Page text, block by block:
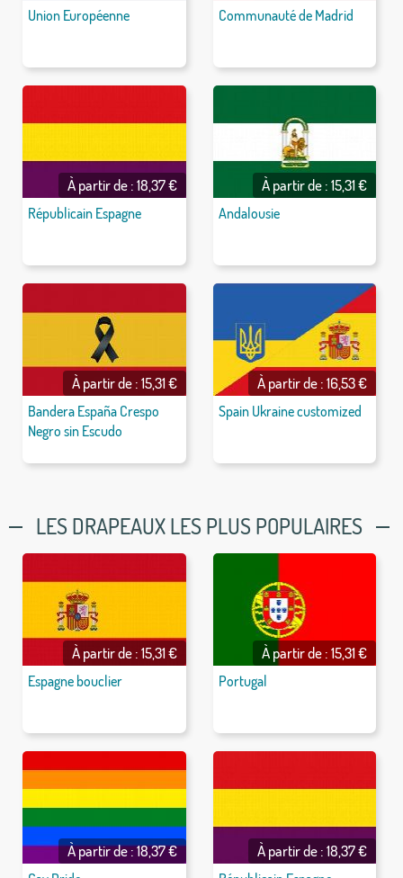
Union Européenne Communauté de Madrid
Républicain Espagne
À partir de : 18,37 €
Andalousie
À partir de : 15,31 €
Bandera España Crespo
Negro sin Escudo
À partir de : 15,31 €
Spain Ukraine customized
À partir de : 16,53 €
LES DRAPEAUX LES PLUS POPULAIRES
Espagne bouclier
À partir de : 15,31 €
Portugal
À partir de : 15,31 €
À partir de : 18,37 € À partir de : 18,37 €